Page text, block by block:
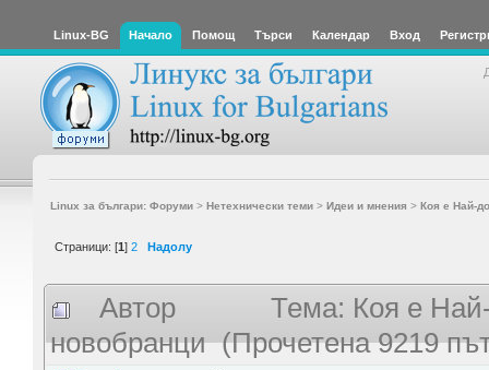
Linux-BG Начало Помощ Търси Календар Вход
Linux за българи: Форуми> Нетехнически теми> Идеи и мнения > Коя е Най-
Страници: [1] 2 Надолу
Автор
Тема: Коя е
новобранци (Прочетена 9219